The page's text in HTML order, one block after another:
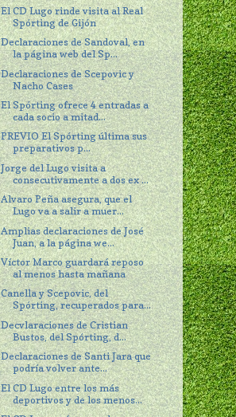
El CD Lugo rinde visita al Real
Spórting de Gijón
Declaraciones de Sandoval, en
la página web del Sp...
Declaraciones de Scepovic y
Nacho Cases
El Spórting ofrece 4 entradas a
cada socio a mitad...
PREVIO El Spórting última sus
preparativos p...
Jorge del Lugo visita a
consecutivamente a dos ex ...
Alvaro Peña asegura, que el
Lugo va a salir a muer...
Amplias declaraciones de José
Juan, a la página we...
Víctor Marco guardará reposo
al menos hasta mañana
Canella y Scepovic, del
Spórting, recuperados para...
Decvlaraciones de Cristian
Bustos, del Spórting, d...
Declaraciones de Santi Jara que
podría volver ante...
El CD Lugo entre los más
deportivos y de los menos...